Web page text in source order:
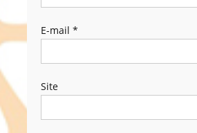
E-mail *
Site